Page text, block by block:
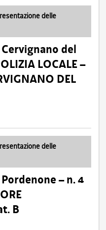
delle
del
LOCALE –
DEL
delle
– n. 4
B